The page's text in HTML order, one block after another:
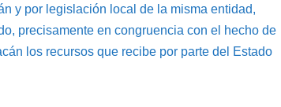
y por legislación local de la misma entidad,
precisamente en congruencia con el hecho de
los recursos que recibe por parte del Estado